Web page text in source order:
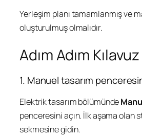
Yerleşim planı tamamlanmış ve
oluşturulmuş olmalıdır.
Adım Adım Kılavuz
1. Manuel tasarım
Elektrik tasarım bölümünde
penceresini açın. İlk aşama olan
sekmesine gidin.